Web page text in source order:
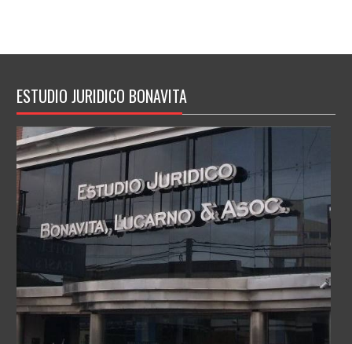
ESTUDIO JURIDICO BONAVITA